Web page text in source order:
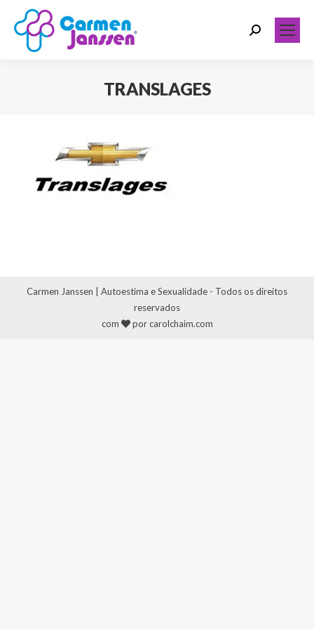
Search:
TRANSLAGES
Carmen Janssen | Autoestima e Sexualidade - Todos os direitos
reservados
com
por carolchaim.com